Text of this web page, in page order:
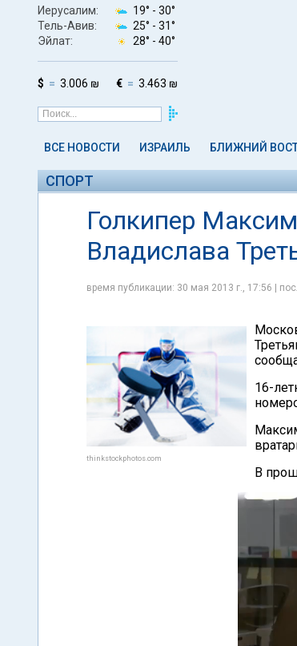
Иерусалим: 19° - 30°
Тель-Авив:
25° - 31°
Эйлат:
28° - 40°
$ 3.006 ₪ € 3.463 ₪
ВСЕ НОВОСТИ ИЗРАИЛЬ БЛИЖНИЙ
СПОРТ
Голкипер
Владислава
время публикации: 30 мая 2013 г., 17:56 |
thinkstockphotos.com
16-
В